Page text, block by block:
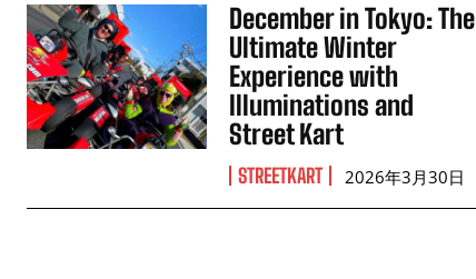
December in Tokyo: The
Ultimate Winter
Experience with
Illuminations and
Street Kart
STREETKART 2026年3月30日